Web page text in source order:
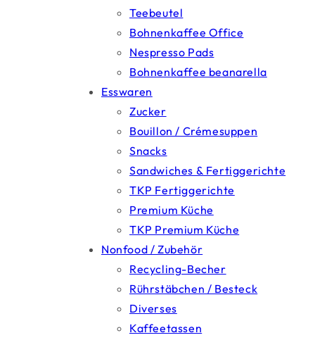
Teebeutel
Bohnenkaffee Office
Nespresso Pads
Bohnenkaffee beanarella
Esswaren
Zucker
Bouillon / Crémesuppen
Snacks
Sandwiches & Fertiggerichte
TKP Fertiggerichte
Premium Küche
TKP Premium Küche
Nonfood / Zubehör
Recycling-Becher
Rührstäbchen / Besteck
Diverses
Kaffeetassen